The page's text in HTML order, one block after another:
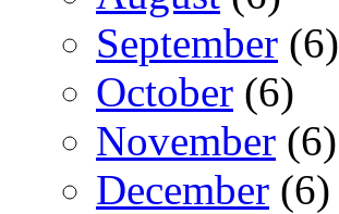
September (6)
October (6)
November (6)
December (6)